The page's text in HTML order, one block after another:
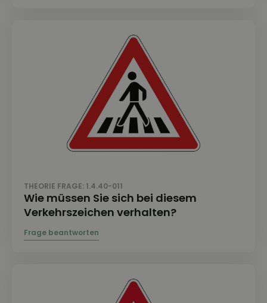
THEORIE FRAGE: 1.4.40-011
Wie müssen Sie sich bei diesem
Verkehrszeichen verhalten?